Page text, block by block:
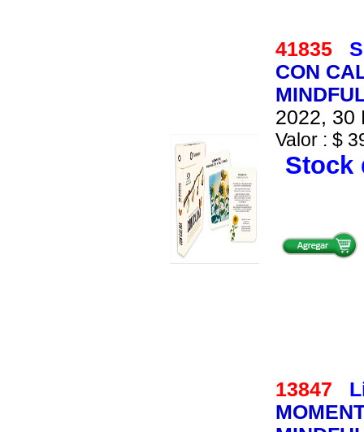
41835
CON
2022, 30
Valor : $
Stock
13847